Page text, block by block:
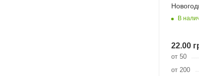
В
22.00
от 50
от 200